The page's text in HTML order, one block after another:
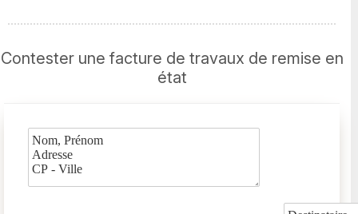
Contester une facture de travaux de remise en
état